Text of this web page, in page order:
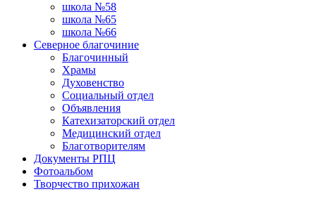
школа №58
школа №65
школа №66
Северное благочиние
Благочинный
Храмы
Духовенство
Социальный отдел
Объявления
Катехизаторский отдел
Медицинский отдел
Благотворителям
Документы РПЦ
Фотоальбом
Творчество прихожан